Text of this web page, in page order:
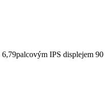
IPS displejem